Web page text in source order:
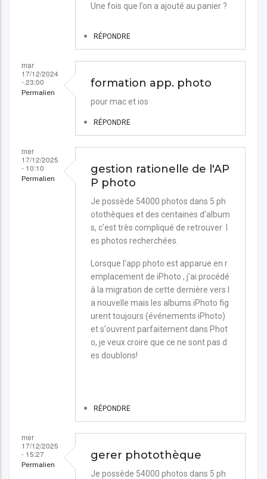
Une fois que l’on a ajouté au panier ?
RÉPONDRE
mar
17/12/2024
- 23:00
Permalien
formation app. photo
pour mac et ios
RÉPONDRE
mer
17/12/2025
- 10:10
Permalien
gestion rationelle de l'AP
P photo
Je possède 54000 photos dans 5 ph
otothèques et des centaines d'album
s, c'est très compliqué de retrouver l
es photos recherchées.
Lorsque l'app photo est apparue en r
emplacement de iPhoto , j'ai procédé
à la migration de cette dernière vers l
a nouvelle mais les albums iPhoto fig
urent toujours (événements iPhoto)
et s'ouvrent parfaitement dans Phot
o, je veux croire que ce ne sont pas d
es doublons!
RÉPONDRE
mer
17/12/2025
- 15:27
Permalien
gerer photothèque
Je possède 54000 photos dans 5 ph